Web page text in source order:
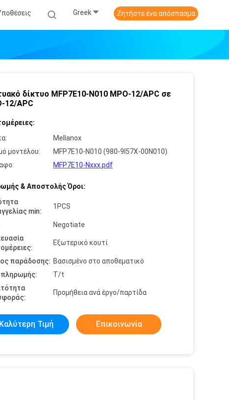
Greek Ζητήστε ένα απόσπασμα
δίκτυο MFP7E10-N010 MPO-12/APC σε
12/APC
Mellanox
μοντέλου:
MFP7E10-N010 (980-9I57X-00N010)
MFP7E10-Nxxx.pdf
& Αποστολής Όροι:
min:
1PCS
Negotiate
Εξωτερικό κουτί
παράδοσης: Βασισμένο στο αποθεματικό
πληρωμής:
T/t
Προμήθεια ανά έργο/παρτίδα
Καλύτερη Τιμή Επικοινωνία